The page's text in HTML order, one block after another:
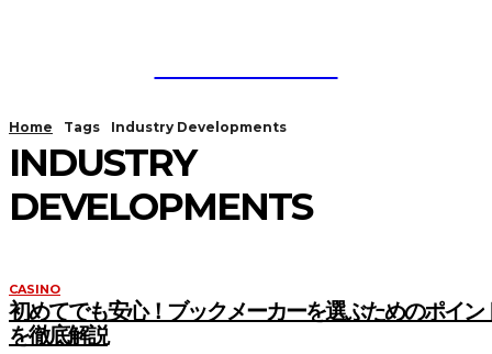
Home Tags Industry Developments
INDUSTRY
DEVELOPMENTS
CASINO
初めてでも安心！ブックメーカーを選ぶためのポイン
を徹底解説